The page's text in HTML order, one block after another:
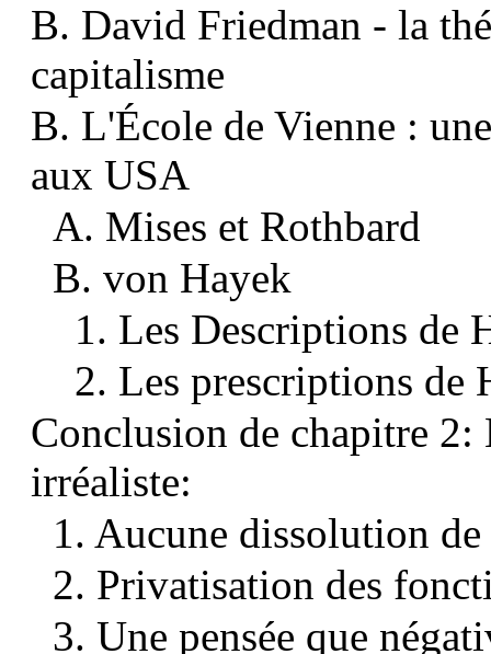
B. David Friedman - la
capitalisme
B. L'École de Vienne :
aux USA
A. Mises et Rothbard
B. von Hayek
1. Les Descriptions de
2. Les prescriptions de
Conclusion de chapitre 2:
irréaliste:
1. Aucune dissolution
2. Privatisation des
3. Une pensée que